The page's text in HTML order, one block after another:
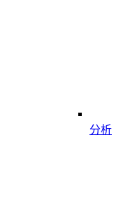
分析